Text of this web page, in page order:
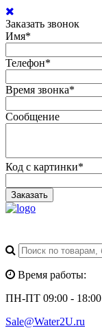
Заказать звонок
Имя*
Телефон*
Время звонка*
Сообщение
Код с картинки*
Заказать
Время работы:
ПН-ПТ 09:00 - 18:00
Sale@Water2U.ru